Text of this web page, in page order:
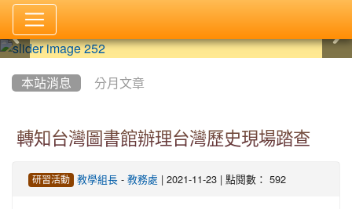
本站消息 分月文章
轉知台灣圖書館辦理台灣歷史現場踏查
研習活動 教學組長- 教務處 | 2021-11-23 | 點閱數： 592